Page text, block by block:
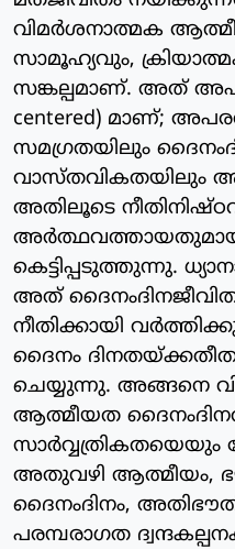
വിമര്‍ശനാത്മക
സാമൂഹ്യവും,
സങ്കല്പമാണ്. അത്
centered) മാണ്;
സമഗ്രതയിലും
വാസ്തവികതയിലും
അതിലൂടെ
കെട്ടിപ്പടുത്തുന്നു.
അത്
നീതിക്കായി
ദൈനം
ചെയ്യുന്നു. അങ്ങനെ
ആത്മീയത
അതുവഴി ആത്മീയം,
ദൈനംദിനം,
പരമ്പരാഗത